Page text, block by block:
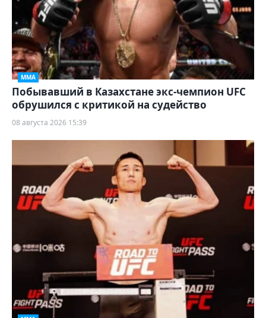
ММА
Побывавший в Казахстане экс-чемпион UFC
обрушился с критикой на судейство
08 августа 2026 15:39